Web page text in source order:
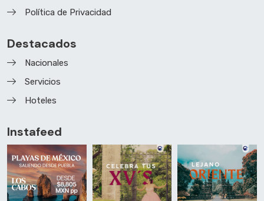
Política de Privacidad
Destacados
Nacionales
Servicios
Hoteles
Instafeed